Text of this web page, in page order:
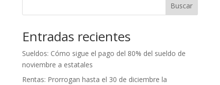
Buscar
Entradas recientes
Sueldos: Cómo sigue el pago del 80% del sueldo de
noviembre a estatales
Rentas: Prorrogan hasta el 30 de diciembre la